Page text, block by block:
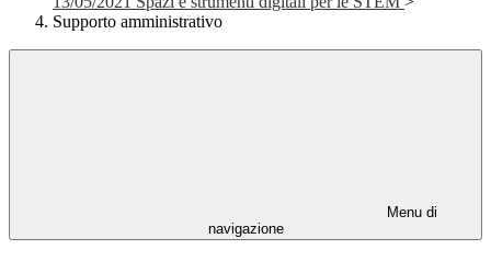
Supporto amministrativo
Menu di
navigazione